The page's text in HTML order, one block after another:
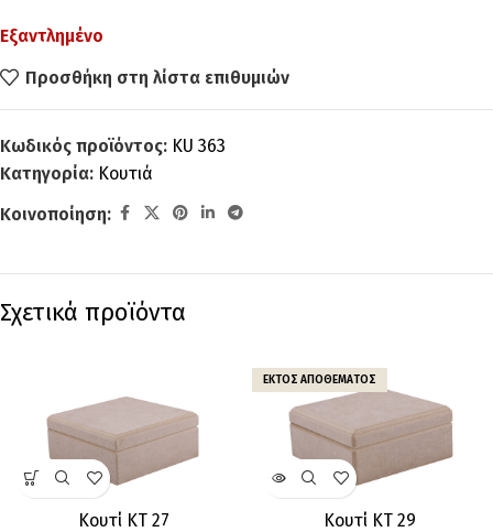
Εξαντλημένο
Προσθήκη στη λίστα επιθυμιών
Κωδικός προϊόντος: KU 363
Κατηγορία: Κουτιά
Κοινοποίηση:
Σχετικά προϊόντα
Κουτί KT 27
ΕΚΤΌΣ ΑΠΟΘΈΜΑΤΟΣ
Κουτί KT 29